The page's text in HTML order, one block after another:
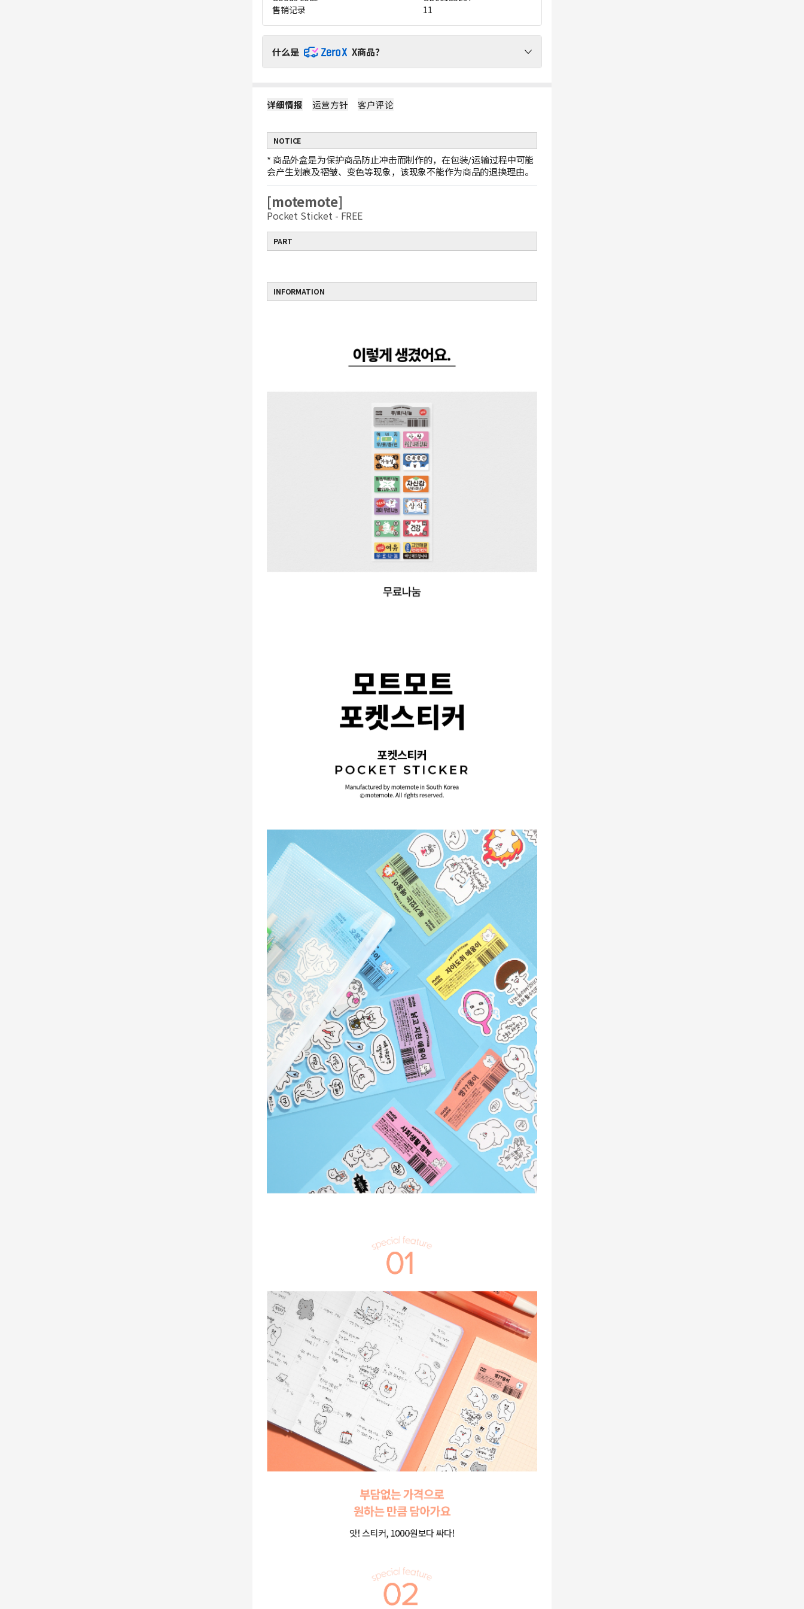
售销记录
11
什么是 X商品？
1 ZeroX商品不产生运费
（ZeroX商品免邮。）
2 只购买ZeroX商品时，产生最低运费
如果只购买ZeroX商品，运费按最轻商品的重量计算。
示例：1件ZeroX商品的运费 = 10件ZeroX商品的运费
3
购满399元ZeroX商品，免邮！
若订单中包含其他商品，则无法享受全单免邮。
详细情报 运营方针 客户评论
NOTICE
* 商品外盒是为保护商品防止冲击而制作的，在包装/运输过程中可能
会产生划痕及褶皱、变色等现象，该现象不能作为商品的退换理由。
[motemote]
Pocket Sticket - FREE
PART
INFORMATION